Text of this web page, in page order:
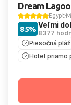
Dream
Egypt
Veľmi
8377
85%
Piesočná pláž
Hotel priamo